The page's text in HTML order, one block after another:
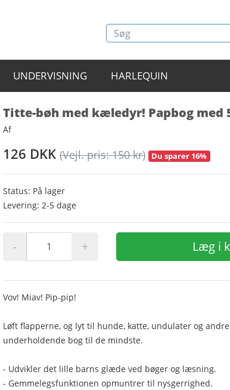
UNDERVISNING HARLEQUIN
Titte-bøh med kæledyr! Papbog med
Af
126 DKK (Vejl. pris: 150 kr) Du sparer 16%
Status: På lager
Levering: 2-5 dage
- + Læg i
Vov! Miav! Pip-pip!
Løft flapperne, og lyt til hunde, katte, undulater og
underholdende bog til de mindste.
- Udvikler det lille barns glæde ved bøger og læsning.
- Gemmelegsfunktionen opmuntrer til nysgerrighed.